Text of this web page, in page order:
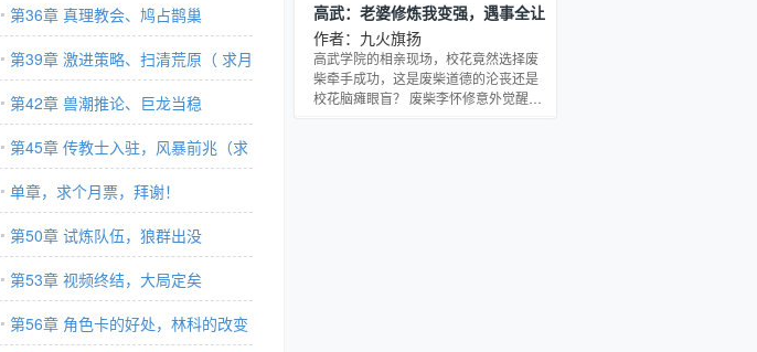
月票收藏）
第36章 真理教会、鸠占鹊巢
第39章 激进策略、扫清荒原（ 求月
票，追读）
第42章 兽潮推论、巨龙当稳
第45章 传教士入驻，风暴前兆（求
月票，求追读）
单章，求个月票，拜谢！
第50章 试炼队伍，狼群出没
第53章 视频终结，大局定矣
第56章 角色卡的好处，林科的改变
虐待。系统说，只有拯救黑化的他们，
才能拯救这片大陆
仙剑意”，习得诛仙之剑。可这个世界虽
然高能，偏偏没有超凡武道，无处可学
超凡剑术。 好在他还可穿越到各种武侠
世界。射雕、倚天、笑傲、天龙、大
唐……桃花岛剑法、古墓派剑法、越女
高武：老婆修炼我变强，遇事全让
老婆扛
作者：九火旗扬
高武学院的相亲现场，校花竟然选择废
柴牵手成功，这是废柴道德的沦丧还是
校花脑瘫眼盲？ 废柴李怀修意外觉醒姻